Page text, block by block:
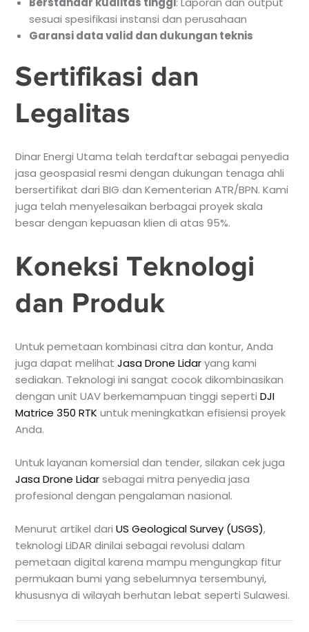
sesuai spesifikasi instansi dan perusahaan
Garansi data valid dan dukungan teknis
Sertifikasi dan
Legalitas
Dinar Energi Utama telah terdaftar sebagai penyedia
jasa geospasial resmi dengan dukungan tenaga ahli
bersertifikat dari BIG dan Kementerian ATR/BPN. Kami
juga telah menyelesaikan berbagai proyek skala
besar dengan kepuasan klien di atas 95%.
Koneksi Teknologi
dan Produk
Untuk pemetaan kombinasi citra dan kontur, Anda
juga dapat melihatJasa Drone Lidaryang kami
sediakan. Teknologi ini sangat cocok dikombinasikan
dengan unit UAV berkemampuan tinggi sepertiDJI
Matrice 350 RTK untuk meningkatkan efisiensi proyek
Anda.
Untuk layanan komersial dan tender, silakan cek juga
Jasa Drone Lidarsebagai mitra penyedia jasa
profesional dengan pengalaman nasional.
Menurut artikel dariUS Geological Survey (USGS),
teknologi LiDAR dinilai sebagai revolusi dalam
pemetaan digital karena mampu mengungkap fitur
permukaan bumi yang sebelumnya tersembunyi,
khususnya di wilayah berhutan lebat seperti Sulawesi.